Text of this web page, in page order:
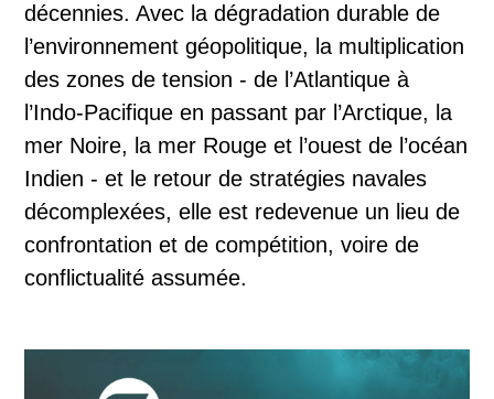
décennies. Avec la dégradation durable de
l’environnement géopolitique, la multiplication
des zones de tension - de l’Atlantique à
l’Indo-Pacifique en passant par l’Arctique, la
mer Noire, la mer Rouge et l’ouest de l’océan
Indien - et le retour de stratégies navales
décomplexées, elle est redevenue un lieu de
confrontation et de compétition, voire de
conflictualité assumée.